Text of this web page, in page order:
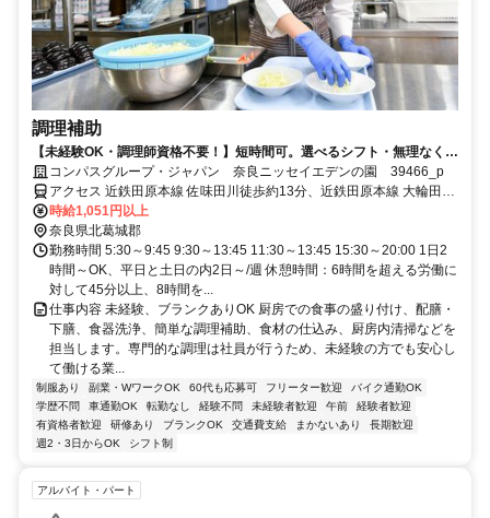
調理補助
【未経験OK・調理師資格不要！】短時間可。選べるシフト・無理なく安
定ワーク！
コンパスグループ・ジャパン 奈良ニッセイエデンの園 39466_p
アクセス 近鉄田原本線 佐味田川徒歩約13分、近鉄田原本線 大輪田徒
歩約17分、近鉄田原本線 池部徒歩約20分 奈良交通バス「高塚台一丁
目」バス停徒歩約3分
時給1,051円以上
奈良県北葛城郡
勤務時間 5:30～9:45 9:30～13:45 11:30～13:45 15:30～20:00 1日2
時間～OK、平日と土日の内2日～/週 休憩時間：6時間を超える労働に
対して45分以上、8時間を...
仕事内容 未経験、ブランクありOK 厨房での食事の盛り付け、配膳・
下膳、食器洗浄、簡単な調理補助、食材の仕込み、厨房内清掃などを
担当します。専門的な調理は社員が行うため、未経験の方でも安心し
て働ける業...
制服あり 副業・WワークOK 60代も応募可 フリーター歓迎
バイク通勤OK
学歴不問
車通勤OK 転勤なし 経験不問 未経験者歓迎 午前
経験者歓迎
有資格者歓迎
研修あり ブランクOK 交通費支給 まかないあり
長期歓迎
週2・3日からOK
シフト制
アルバイト・パート